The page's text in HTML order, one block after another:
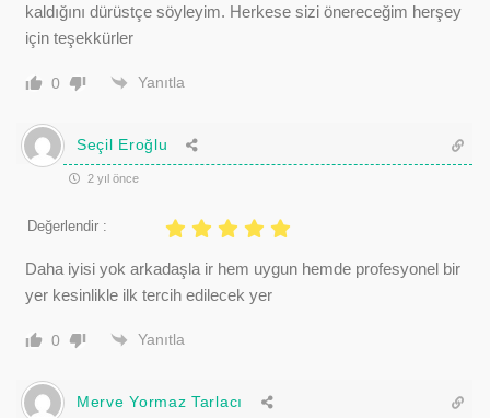
kaldığını dürüstçe söyleyim. Herkese sizi önereceğim herşey
için teşekkürler
0 Yanıtla
Seçil Eroğlu
2 yıl önce
Değerlendir :
Daha iyisi yok arkadaşla ir hem uygun hemde profesyonel bir
yer kesinlikle ilk tercih edilecek yer
0 Yanıtla
Merve Yormaz Tarlacı